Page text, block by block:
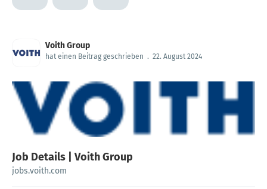
Voith Group
hat einen Beitrag geschrieben . 22. August 2024
Job Details | Voith Group
jobs.voith.com